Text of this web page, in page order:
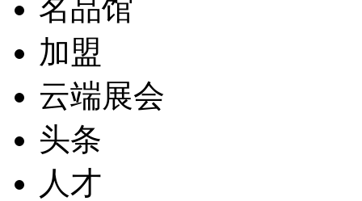
名品馆
加盟
云端展会
头条
人才